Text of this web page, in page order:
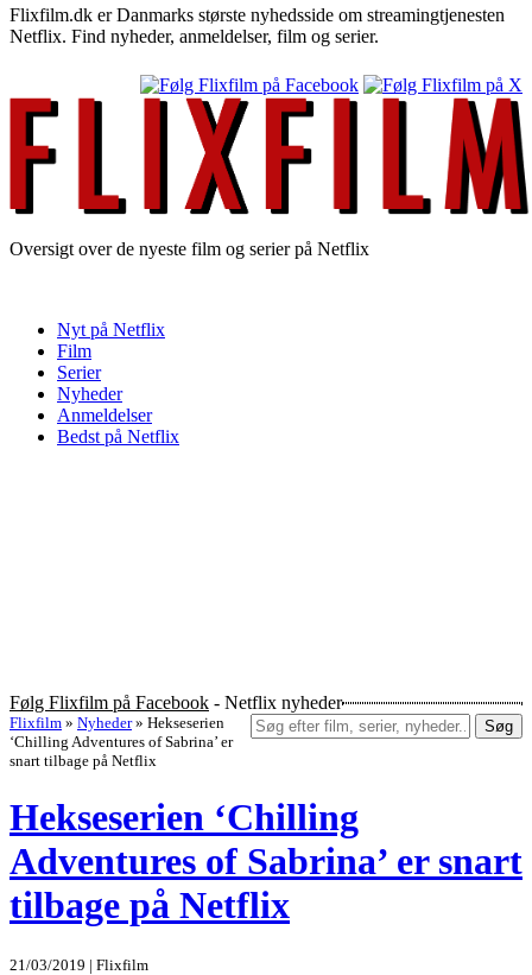
Flixfilm.dk er Danmarks største nyhedsside om streamingtjenesten
Netflix. Find nyheder, anmeldelser, film og serier.
Oversigt over de nyeste film og serier på Netflix
Nyt på Netflix
Film
Serier
Nyheder
Anmeldelser
Bedst på Netflix
Følg Flixfilm på Facebook - Netflix nyheder
Søg
Flixfilm » Nyheder » Hekseserien
‘Chilling Adventures of Sabrina’ er
snart tilbage på Netflix
Hekseserien ‘Chilling
Adventures of Sabrina’ er snart
tilbage på Netflix
21/03/2019 | Flixfilm